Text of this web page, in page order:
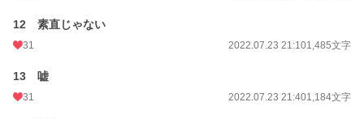
12 素直じゃない
31 2022.07.23 21:101,485文字
13 嘘
31 2022.07.23 21:401,184文字